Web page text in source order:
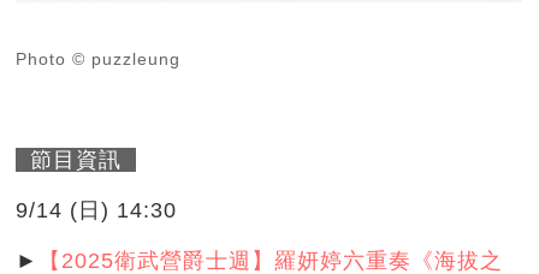
Photo © puzzleung
節目資訊
9/14 (日) 14:30
►
【2025衛武營爵士週】羅妍婷六重奏《海拔之